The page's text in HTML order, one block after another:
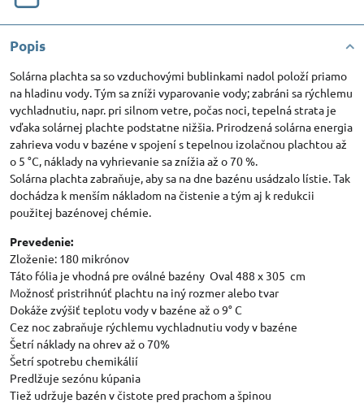
Popis
Solárna plachta sa so vzduchovými bublinkami nadol položí priamo
na hladinu vody. Tým sa zníži vyparovanie vody; zabráni sa rýchlemu
vychladnutiu, napr. pri silnom vetre, počas noci, tepelná strata je
vďaka solárnej plachte podstatne nižšia. Prirodzená solárna energia
zahrieva vodu v bazéne v spojení s tepelnou izolačnou plachtou až
o 5 °C, náklady na vyhrievanie sa znížia až o 70 %.
Solárna plachta zabraňuje, aby sa na dne bazénu usádzalo lístie. Tak
dochádza k menším nákladom na čistenie a tým aj k redukcii
použitej bazénovej chémie.
Prevedenie:
Zloženie: 180 mikrónov
Táto fólia je vhodná pre oválné bazény Oval 488 x 305 cm
Možnosť pristrihnúť plachtu na iný rozmer alebo tvar
Dokáže zvýšiť teplotu vody v bazéne až o 9° C
Cez noc zabraňuje rýchlemu vychladnutiu vody v bazéne
Šetrí náklady na ohrev až o 70%
Šetrí spotrebu chemikálií
Predlžuje sezónu kúpania
Tiež udržuje bazén v čistote pred prachom a špinou